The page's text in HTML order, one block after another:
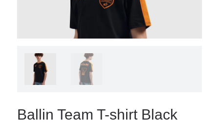
Ballin Team T-shirt Black